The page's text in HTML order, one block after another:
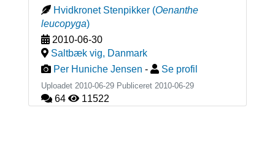
Hvidkronet Stenpikker (Oenanthe
leucopyga)
2010-06-30
Saltbæk vig, Danmark
Per Huniche Jensen - Se profil
Uploadet 2010-06-29 Publiceret 2010-06-29
64 11522